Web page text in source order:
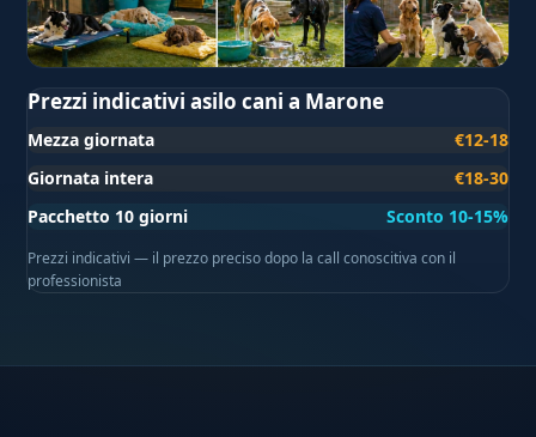
Prezzi indicativi asilo cani a Marone
Mezza giornata
€12-18
Giornata intera
€18-30
Pacchetto 10 giorni
Sconto 10-15%
Prezzi indicativi — il prezzo preciso dopo la call conoscitiva con il
professionista